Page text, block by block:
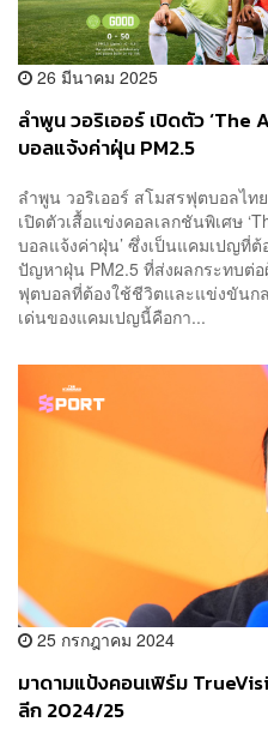
26 มีนาคม 2025
ลำพูน วอริเออร์ เปิดตัว
บอลแจ้งค่าฝุ่น PM2.5
ลำพูน วอริเออร์ สโมสรฟุตบอลไ
เปิดตัวเสื้อแข่งคอลเลกชันพิเศษ
บอลแจ้งค่าฝุ่น’ ซึ่งเป็นแคมเปญที่ต้
ปัญหาฝุ่น PM2.5 ที่ส่งผลกระทบต่
ฟุตบอลที่ต้องใช้ชีวิตและแข่งขันก
เด่นของแคมเปญนี้คือกา...
25 กรกฎาคม 2024
มาดามแป้งคอนเฟิร์ม
ลีก 2024/25